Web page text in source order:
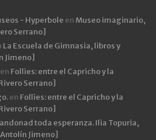
- Hyperbole en Museo imaginario,
Serrano]
La Escuela de Gimnasia, libros y
Jimeno]
en Follies: entre el Capricho y la
Serrano]
en Follies: entre el Capricho y la
Serrano]
toda esperanza. Ilia Topuria,
Jimeno]